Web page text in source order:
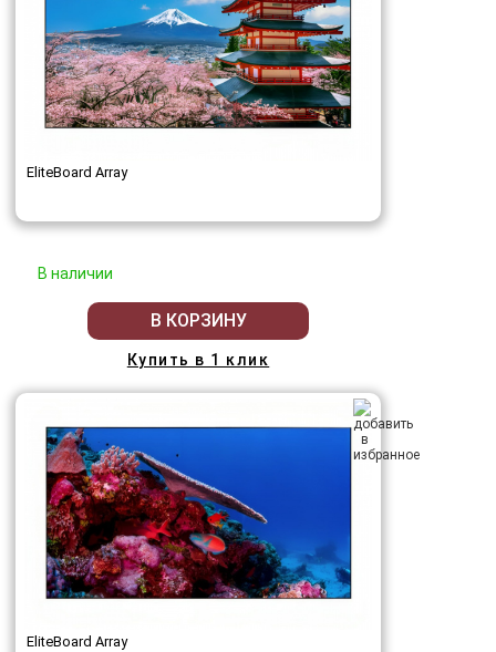
EliteBoard Array
В наличии
В КОРЗИНУ
Купить в 1 клик
EliteBoard Array